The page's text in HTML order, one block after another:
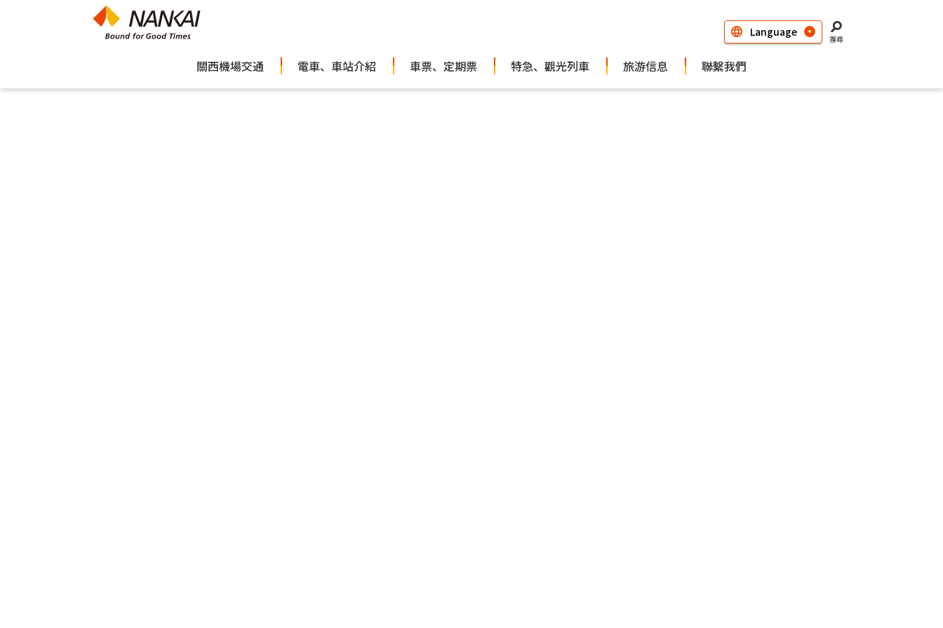
搜尋
關西機場交通 電車、車站介紹 車票、定期票 特急、觀光列車 旅游信息 聯繫我們